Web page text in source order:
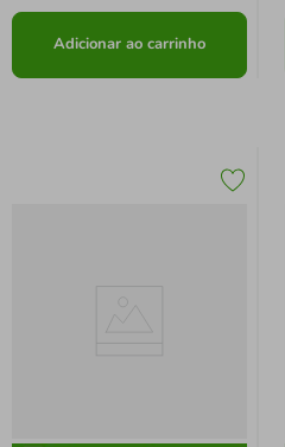
Adicionar ao carrinho